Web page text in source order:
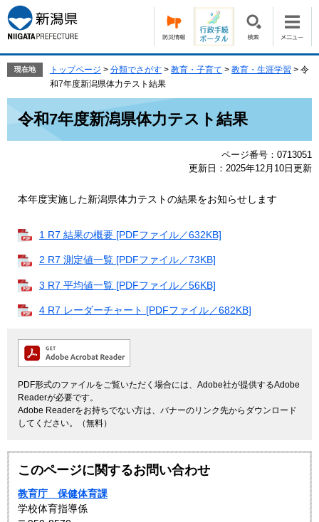
ー
ジ
の
で
ニ
ュ
ー
ば
本
現在地 トップページ > 分類でさがす > 教育・子育て > 教育・生涯学習 > 令
和7年度新潟県体力テスト結果
令和7年度新潟県体力テスト結果
ページ番号：0713051
更新日：2025年12月10日更新
本年度実施した新潟県体力テストの結果をお知らせします
1 R7 結果の概要 [PDFファイル／632KB]
2 R7 測定値一覧 [PDFファイル／73KB]
3 R7 平均値一覧 [PDFファイル／56KB]
4 R7 レーダーチャート [PDFファイル／682KB]
PDF形式のファイルをご覧いただく場合には、Adobe社が提供するAdobe
Readerが必要です。
Adobe Readerをお持ちでない方は、バナーのリンク先からダウンロード
してください。（無料）
このページに関するお問い合わせ
教育庁 保健体育課
学校体育指導係